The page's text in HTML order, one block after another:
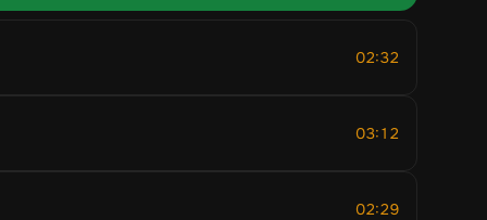
02:32
03:12
02:29